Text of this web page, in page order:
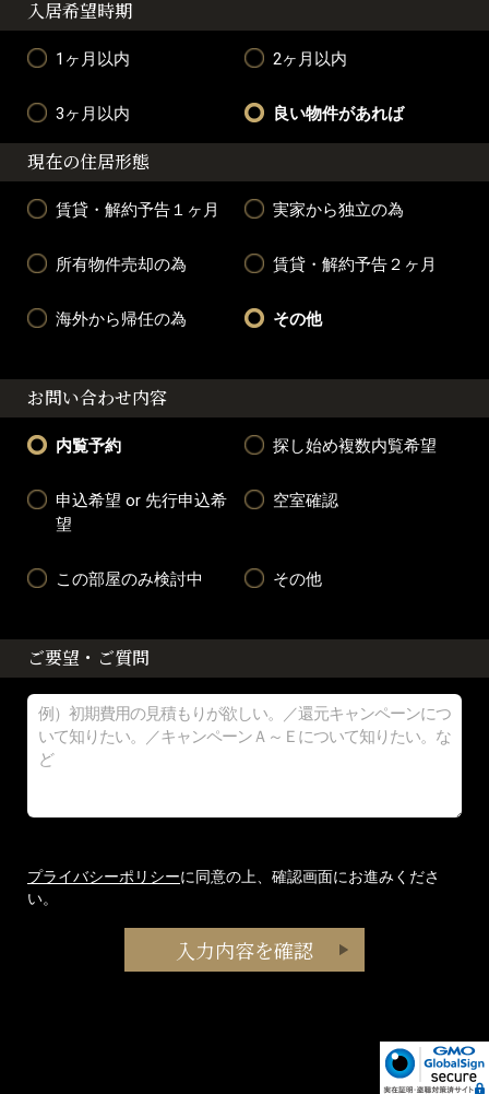
入居希望時期
1ヶ月以内 2ヶ月以内
3ヶ月以内 良い物件があれば
現在の住居形態
賃貸・解約予告１ヶ月 実家から独立の為
所有物件売却の為 賃貸・解約予告２ヶ月
海外から帰任の為 その他
お問い合わせ内容
内覧予約 探し始め複数内覧希望
申込希望 or 先行申込希
望
空室確認
この部屋のみ検討中 その他
ご要望・ご質問
プライバシーポリシーに同意の上、確認画面にお進みくださ
い。